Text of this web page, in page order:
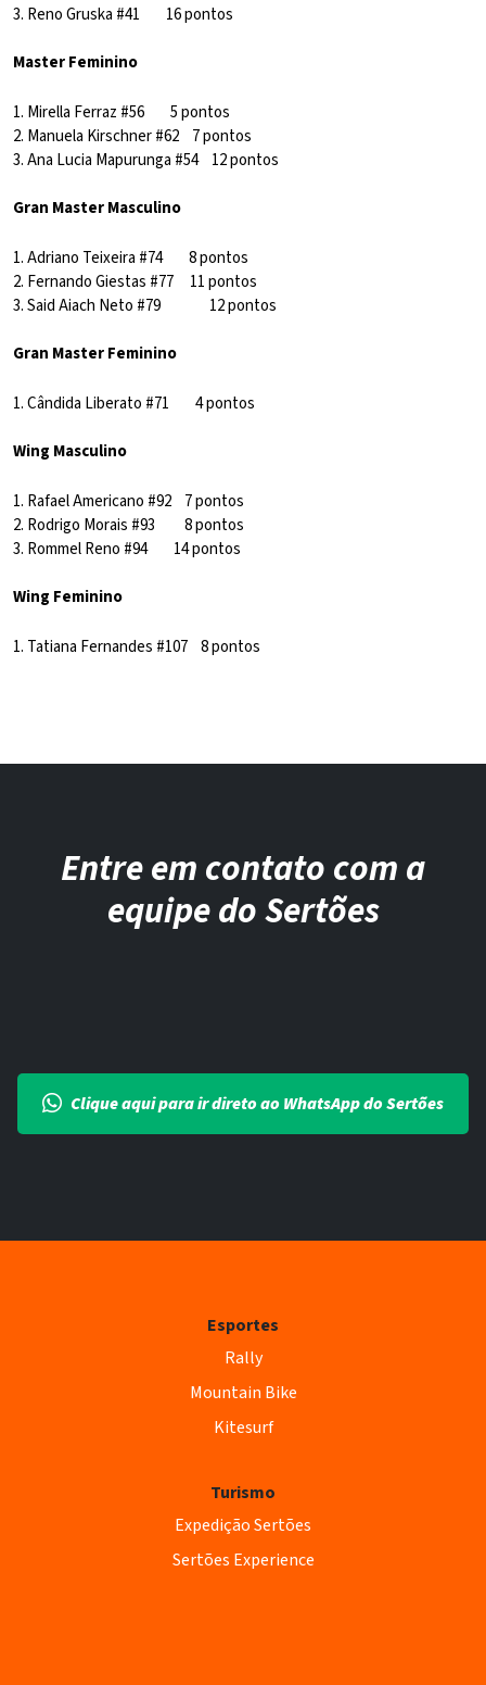
3. Reno Gruska #41 16 pontos
Master Feminino
1. Mirella Ferraz #56 5 pontos
2. Manuela Kirschner #62 7 pontos
3. Ana Lucia Mapurunga #54 12 pontos
Gran Master Masculino
1. Adriano Teixeira #74 8 pontos
2. Fernando Giestas #77 11 pontos
3. Said Aiach Neto #79 12 pontos
Gran Master Feminino
1. Cândida Liberato #71 4 pontos
Wing Masculino
1. Rafael Americano #92 7 pontos
2. Rodrigo Morais #93 8 pontos
3. Rommel Reno #94 14 pontos
Wing Feminino
1. Tatiana Fernandes #107 8 pontos
Entre em contato com a
equipe do Sertões
Clique aqui para ir direto ao WhatsApp do Sertões
Esportes
Rally
Mountain Bike
Kitesurf
Turismo
Expedição Sertões
Sertões Experience